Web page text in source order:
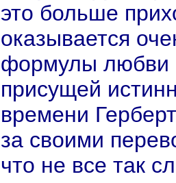
это больше
оказывается
формулы любви
присущей
времени
за своими
что не все так